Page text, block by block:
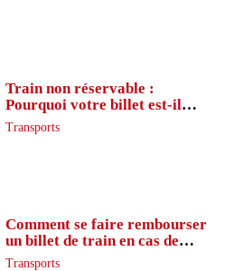
Train non réservable :
Pourquoi votre billet est-il
inaccessible ?
Transports
Comment se faire rembourser
un billet de train en cas de
retard ?
Transports